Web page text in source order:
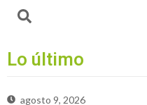
Lo último
agosto 9, 2026